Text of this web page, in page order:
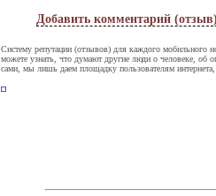
Добавить комментарий
Систему репутации (отзывов) для каждого
можете узнать, что думают другие люди о человеке, об
сами, мы лишь даем площадку пользователям